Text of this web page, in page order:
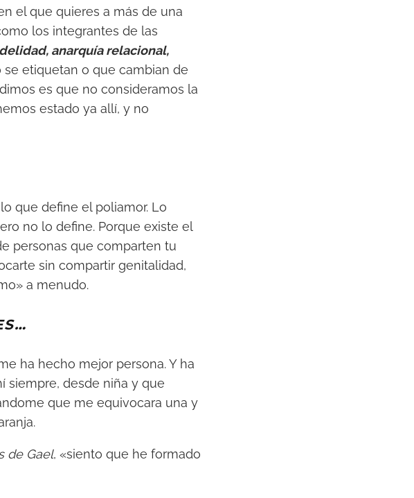
el que quieres a más de una
los integrantes de las
anarquía relacional,
etiquetan o que cambian de
es que no consideramos la
estado ya allí, y no
que define el poliamor. Lo
no lo define. Porque existe el
personas que comparten tu
sin compartir genitalidad,
a menudo.
ha hecho mejor persona. Y ha
siempre, desde niña y que
que me equivocara una y
de Gael, «siento que he formado